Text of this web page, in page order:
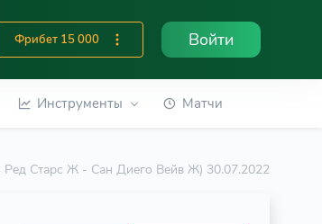
Фрибет 15 000 Войти
Инструменты Матчи
Ред Старс Ж - Сан Диего Вейв Ж) 30.07.2022